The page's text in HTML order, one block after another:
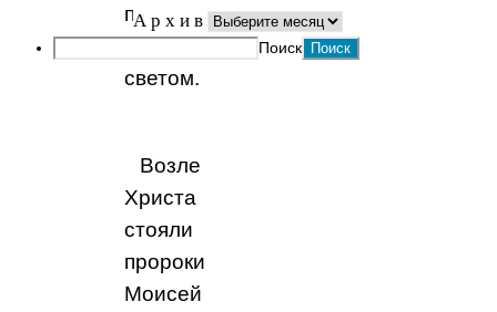
просияли
белым
светом.
Возле
Христа
стояли
пророки
Моисей
А р х и в
Поиск